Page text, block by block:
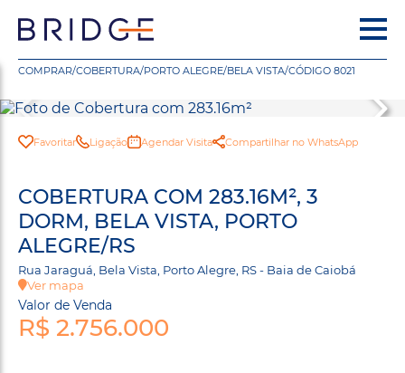
COMPRAR/COBERTURA/PORTO ALEGRE/BELA VISTA/CÓDIGO 8021
Favoritar Ligação Agendar Visita Compartilhar no WhatsApp
COBERTURA COM 283.16M², 3
DORM, BELA VISTA, PORTO
ALEGRE/RS
Rua Jaraguá, Bela Vista, Porto Alegre, RS - Baia de Caiobá
Ver mapa
Valor de Venda
R$ 2.756.000